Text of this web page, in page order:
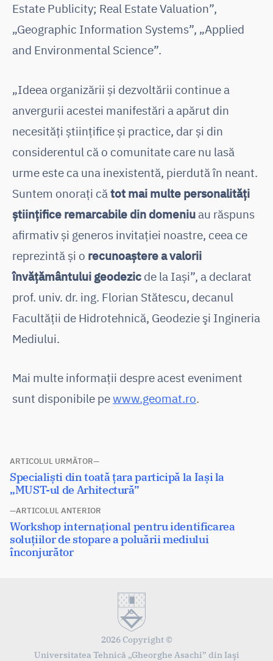
Estate Publicity; Real Estate Valuation”,
„Geographic Information Systems”, „Applied
and Environmental Science”.
„Ideea organizării și dezvoltării continue a
anvergurii acestei manifestări a apărut din
necesități științifice și practice, dar și din
considerentul că o comunitate care nu lasă
urme este ca una inexistentă, pierdută în neant.
Suntem onorați că tot mai multe personalități
științifice remarcabile din domeniu au răspuns
afirmativ și generos invitației noastre, ceea ce
reprezintă și o recunoaștere a valorii
învățământului geodezic de la Iași”, a declarat
prof. univ. dr. ing. Florian Stătescu, decanul
Facultăţii de Hidrotehnică, Geodezie şi Ingineria
Mediului.
Mai multe informații despre acest eveniment
sunt disponibile pewww.geomat.ro.
Navigare
în
articole
ARTICOLUL ANTERIOR
Articolul
anterior:
Workshop internațional pentru identificarea
soluțiilor de stopare a poluării mediului
înconjurător
ARTICOLUL URMĂTOR
Articolul
următor:
Specialiști din toată țara participă la Iași la
„MUST-ul de Arhitectură”
2026 Copyright ©
Universitatea Tehnică „Gheorghe Asachi” din Iaşi